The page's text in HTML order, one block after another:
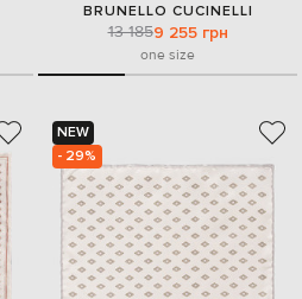
BRUNELLO CUCINELLI
13 1859 255 грн
one size
NEW
- 29%